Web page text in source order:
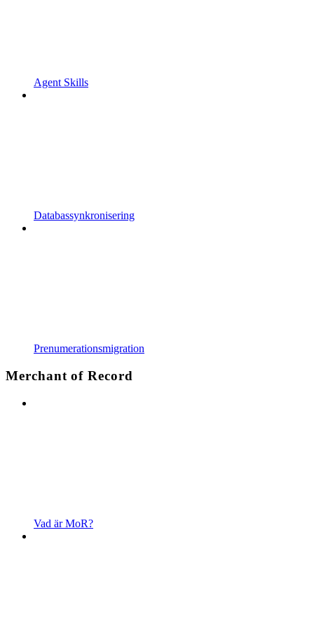
Agent Skills
Databassynkronisering
Prenumerationsmigration
Merchant of Record
Vad är MoR?